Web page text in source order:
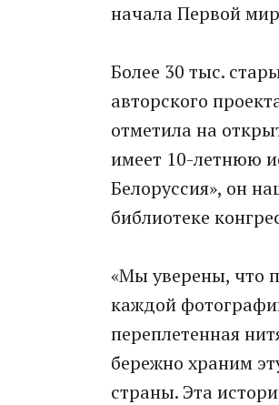
начала Первой
Более 30 тыс.
авторского
отметила на
имеет 10-летнюю
Белоруссия», он
библиотеке
«Мы уверены, что
каждой
переплетенная
бережно храним
страны. Эта